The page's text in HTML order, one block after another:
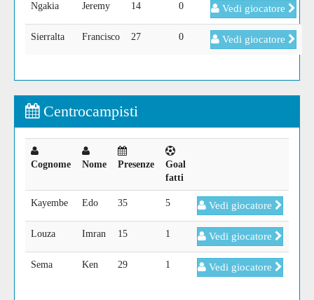
Ngakia Jeremy 14 0 Vedi giocatore
Sierralta Francisco 27 0 Vedi giocatore
Centrocampisti
Cognome Nome Presenze
Goal
fatti
Kayembe Edo 35 5 Vedi giocatore
Louza Imran 15 1 Vedi giocatore
Sema Ken 29 1 Vedi giocatore